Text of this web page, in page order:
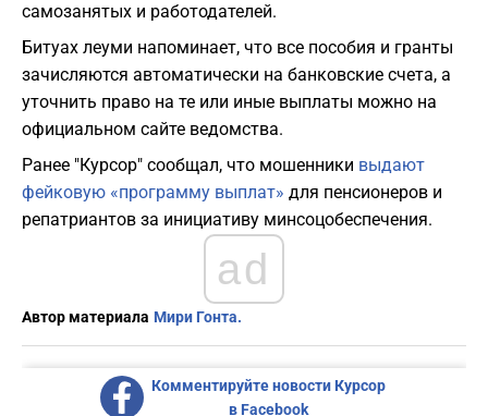
самозанятых и работодателей.
Битуах леуми напоминает, что все пособия и гранты
зачисляются автоматически на банковские счета, а
уточнить право на те или иные выплаты можно на
официальном сайте ведомства.
Ранее "Курсор" сообщал, что мошенники выдают
фейковую «программу выплат» для пенсионеров и
репатриантов за инициативу минсоцобеспечения.
ad
Автор материала Мири Гонта.
Комментируйте новости Курсор
в Facebook